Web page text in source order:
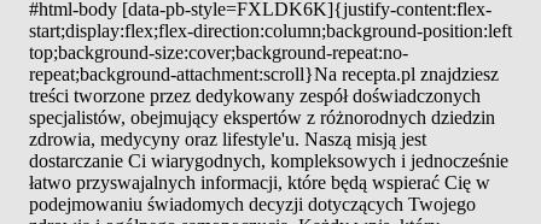
#html-body [data-pb-style=FXLDK6K]{justify-content:flex-
start;display:flex;flex-direction:column;background-position:left
top;background-size:cover;background-repeat:no-
repeat;background-attachment:scroll}Na recepta.pl znajdziesz
treści tworzone przez dedykowany zespół doświadczonych
specjalistów, obejmujący ekspertów z różnorodnych dziedzin
zdrowia, medycyny oraz lifestyle'u. Naszą misją jest
dostarczanie Ci wiarygodnych, kompleksowych i jednocześnie
łatwo przyswajalnych informacji, które będą wspierać Cię w
podejmowaniu świadomych decyzji dotyczących Twojego